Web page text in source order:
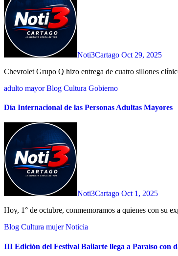
Noti3Cartago Oct 29, 2025
Chevrolet Grupo Q hizo entrega de cuatro sillones
adulto mayorBlog Cultura Gobierno
Día Internacional de las Personas Adultas Mayores
Noti3Cartago Oct 1, 2025
Hoy, 1° de octubre, conmemoramos a quienes con su
Blog Cultura mujerNoticia
III Edición del Festival Bailarte llega a Paraíso con